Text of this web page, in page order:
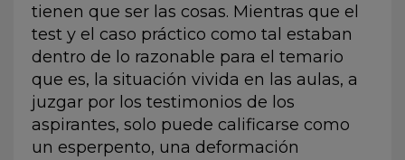
tienen que ser las cosas. Mientras que el
test y el caso práctico como tal estaban
dentro de lo razonable para el temario
que es, la situación vivida en las aulas, a
juzgar por los testimonios de los
aspirantes, solo puede calificarse como
un esperpento, una deformación